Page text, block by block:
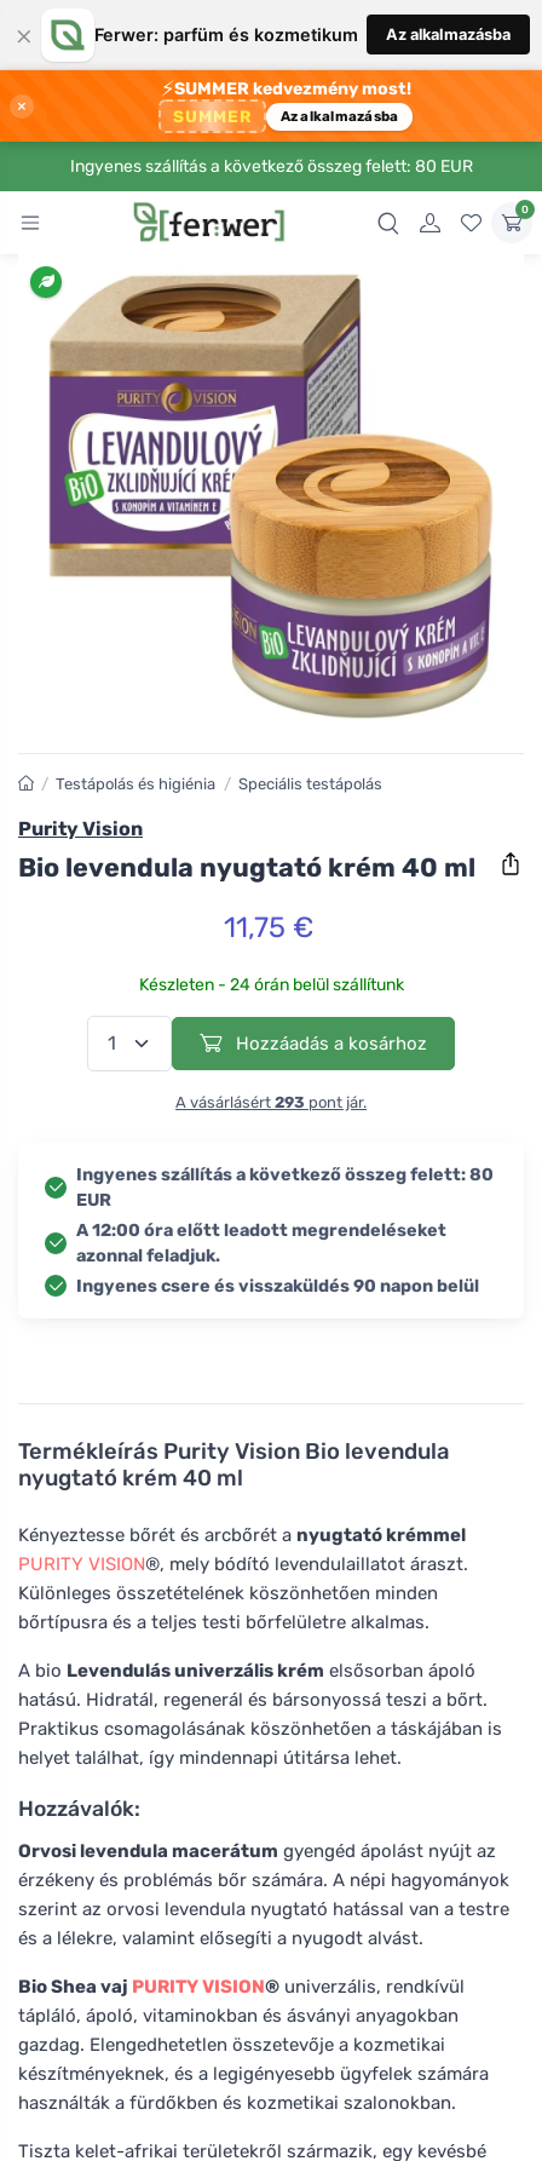
× Ferwer: parfüm és kozmetikum Az alkalmazásba
×
⚡SUMMER kedvezmény most!
SUMMER Az alkalmazásba
Ingyenes szállítás a következő összeg felett: 80 EUR
0
Termékleírás Purity Vision Bio levendula
nyugtató krém 40 ml
Kényeztesse bőrét és arcbőrét a nyugtató krémmel
PURITY VISION®, mely bódító levendulaillatot áraszt.
Különleges összetételének köszönhetően minden
bőrtípusra és a teljes testi bőrfelületre alkalmas.
A bio Levendulás univerzális krém elsősorban ápoló
hatású. Hidratál, regenerál és bársonyossá teszi a bőrt.
Praktikus csomagolásának köszönhetően a táskájában is
helyet találhat, így mindennapi útitársa lehet.
Hozzávalók:
Orvosi levendula macerátum gyengéd ápolást nyújt az
érzékeny és problémás bőr számára. A népi hagyományok
szerint az orvosi levendula nyugtató hatással van a testre
és a lélekre, valamint elősegíti a nyugodt alvást.
Bio Shea vaj PURITY VISION® univerzális, rendkívül
tápláló, ápoló, vitaminokban és ásványi anyagokban
gazdag. Elengedhetetlen összetevője a kozmetikai
készítményeknek, és a legigényesebb ügyfelek számára
használták a fürdőkben és kozmetikai szalonokban.
Tiszta kelet-afrikai területekről származik, egy kevésbé
/ Testápolás és higiénia / Speciális testápolás
Purity Vision
Bio levendula nyugtató krém 40 ml
11,75 €
Készleten - 24 órán belül szállítunk
Hozzáadás a kosárhoz
A vásárlásért 293 pont jár.
Ingyenes szállítás a következő összeg felett: 80
EUR
A 12:00 óra előtt leadott megrendeléseket
azonnal feladjuk.
Ingyenes csere és visszaküldés 90 napon belül